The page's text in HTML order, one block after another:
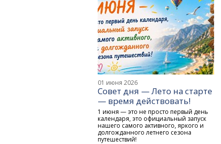
01 июня 2026
Совет дня — Лето на старте
— время действовать!
1 июня — это не просто первый день
календаря, это официальный запуск
нашего самого активного, яркого и
долгожданного летнего сезона
путешествий!